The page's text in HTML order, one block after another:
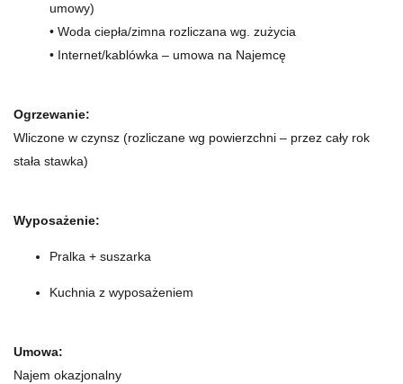
umowy)
• Woda ciepła/zimna rozliczana wg. zużycia
• Internet/kablówka – umowa na Najemcę
Ogrzewanie:
Wliczone w czynsz (rozliczane wg powierzchni – przez cały rok
stała stawka)
Wyposażenie:
Pralka + suszarka
Kuchnia z wyposażeniem
Umowa:
Najem okazjonalny